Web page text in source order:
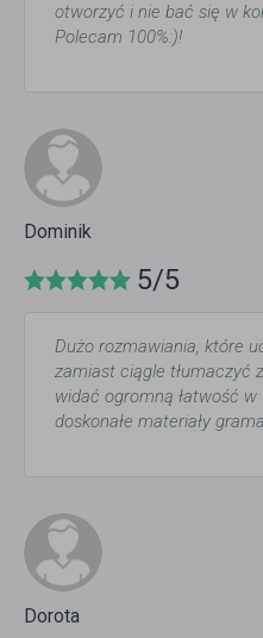
otworzyć i nie bać się w
Polecam 100%:)!
Dominik
5/5
Dużo rozmawiania, które
zamiast ciągle tłumaczyć
widać ogromną łatwość
doskonałe materiały
Dorota